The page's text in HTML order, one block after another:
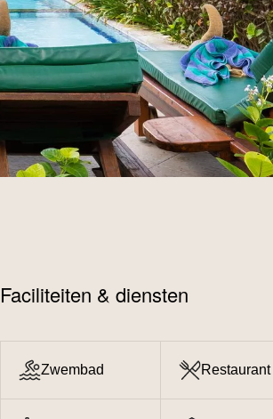
Faciliteiten & diensten
Zwembad Restaurant